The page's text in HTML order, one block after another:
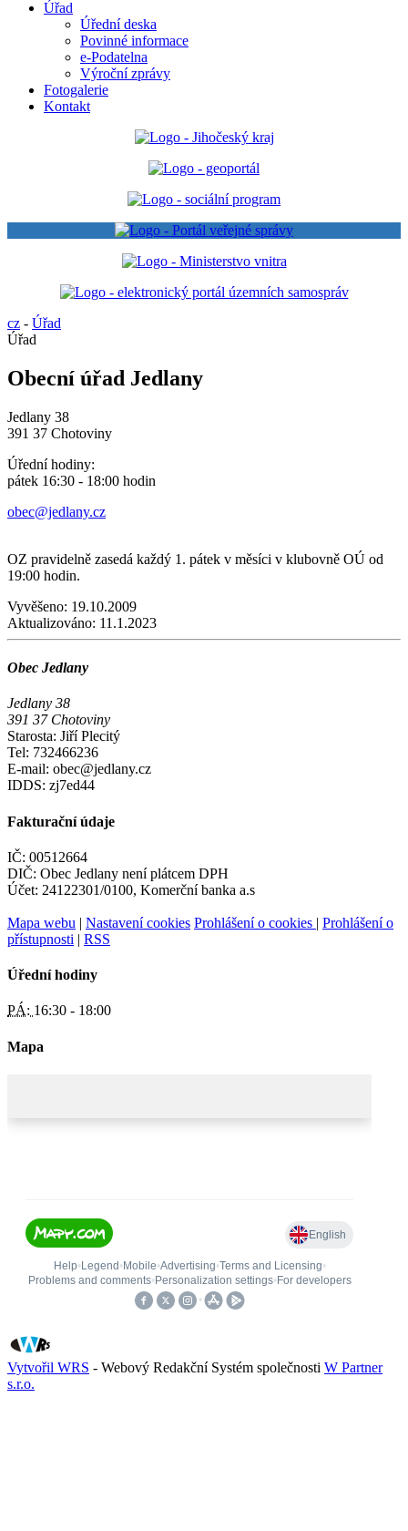
Úřad
Úřední deska
Povinné informace
e-Podatelna
Výroční zprávy
Fotogalerie
Kontakt
cz - Úřad
Úřad
Obecní úřad Jedlany
Jedlany 38
391 37 Chotoviny
Úřední hodiny:
pátek 16:30 - 18:00 hodin
obec@jedlany.cz
OZ pravidelně zasedá každý 1. pátek v měsíci v klubovně OÚ od
19:00 hodin.
Vyvěšeno: 19.10.2009
Aktualizováno: 11.1.2023
Obec Jedlany
Jedlany 38
391 37 Chotoviny
Starosta: Jiří Plecitý
Tel: 732466236
E-mail: obec@jedlany.cz
IDDS: zj7ed44
Fakturační údaje
IČ: 00512664
DIČ: Obec Jedlany není plátcem DPH
Účet: 24122301/0100, Komerční banka a.s
Mapa webu | Nastavení cookies Prohlášení o cookies | Prohlášení o
přístupnosti | RSS
Úřední hodiny
PÁ: 16:30 - 18:00
Mapa
Vytvořil WRS - Webový Redakční Systém společnosti W Partner
s.r.o.